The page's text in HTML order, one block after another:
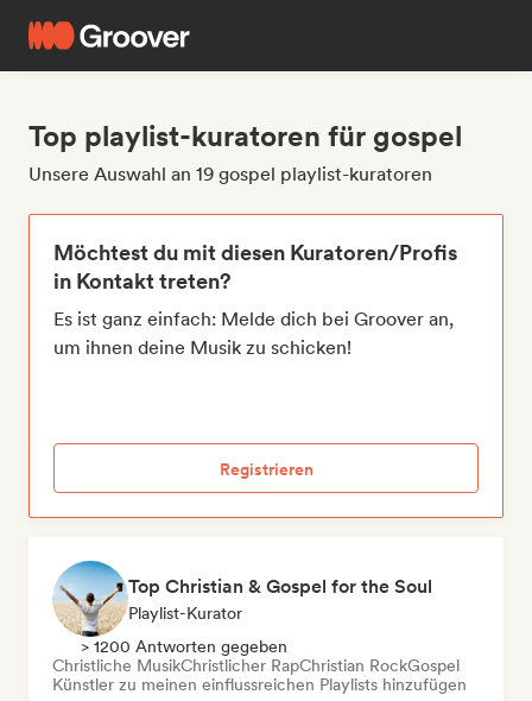
Top playlist-kuratoren für gospel
Unsere Auswahl an 19 gospel playlist-kuratoren
Möchtest du mit diesen Kuratoren/Profis
in Kontakt treten?
Es ist ganz einfach: Melde dich bei Groover an,
um ihnen deine Musik zu schicken!
Registrieren
Top Christian & Gospel for the Soul
Playlist-Kurator
> 1200 Antworten gegeben
Christliche MusikChristlicher RapChristian RockGospel
Künstler zu meinen einflussreichen Playlists hinzufügen